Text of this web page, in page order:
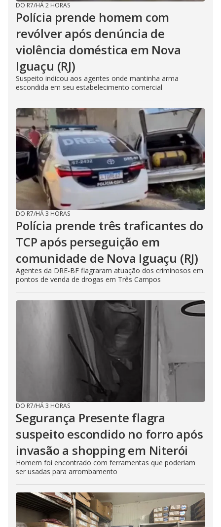
DO R7/HÁ 2 HORAS
Polícia prende homem com
revólver após denúncia de
violência doméstica em Nova
Iguaçu (RJ)
Suspeito indicou aos agentes onde mantinha arma
escondida em seu estabelecimento comercial
DO R7/HÁ 3 HORAS
Polícia prende três traficantes do
TCP após perseguição em
comunidade de Nova Iguaçu (RJ)
Agentes da DRE-BF flagraram atuação dos criminosos em
pontos de venda de drogas em Três Campos
DO R7/HÁ 3 HORAS
Segurança Presente flagra
suspeito escondido no forro após
invasão a shopping em Niterói
Homem foi encontrado com ferramentas que poderiam
ser usadas para arrombamento